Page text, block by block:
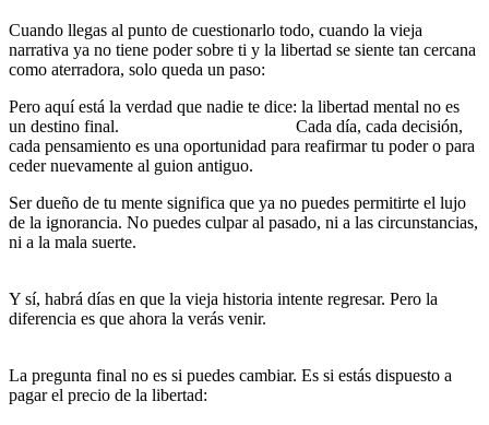
Cuando llegas al punto de cuestionarlo todo, cuando la vieja
narrativa ya no tiene poder sobre ti y la libertad se siente tan cercana
como aterradora, solo queda un paso:
Pero aquí está la verdad que nadie te dice: la libertad mental no es
un destino final.
Cada día, cada decisión,
cada pensamiento es una oportunidad para reafirmar tu poder o para
ceder nuevamente al guion antiguo.
Ser dueño de tu mente significa que ya no puedes permitirte el lujo
de la ignorancia. No puedes culpar al pasado, ni a las circunstancias,
ni a la mala suerte.
Y sí, habrá días en que la vieja historia intente regresar. Pero la
diferencia es que ahora la verás venir.
La pregunta final no es si puedes cambiar. Es si estás dispuesto a
pagar el precio de la libertad: